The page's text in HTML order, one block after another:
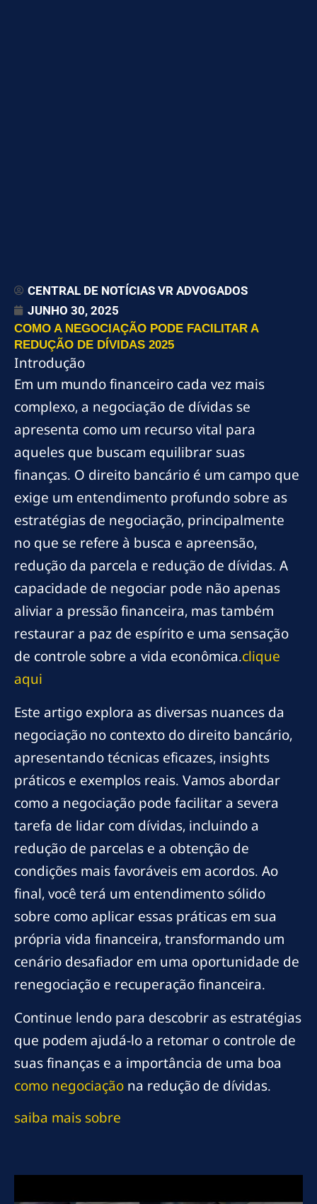
CENTRAL DE NOTÍCIAS VR ADVOGADOS
JUNHO 30, 2025
COMO A NEGOCIAÇÃO PODE FACILITAR A
REDUÇÃO DE DÍVIDAS 2025
Introdução
Em um mundo financeiro cada vez mais
complexo, a negociação de dívidas se
apresenta como um recurso vital para
aqueles que buscam equilibrar suas
finanças. O direito bancário é um campo que
exige um entendimento profundo sobre as
estratégias de negociação, principalmente
no que se refere à busca e apreensão,
redução da parcela e redução de dívidas. A
capacidade de negociar pode não apenas
aliviar a pressão financeira, mas também
restaurar a paz de espírito e uma sensação
de controle sobre a vida econômica.clique
aqui
Este artigo explora as diversas nuances da
negociação no contexto do direito bancário,
apresentando técnicas eficazes, insights
práticos e exemplos reais. Vamos abordar
como a negociação pode facilitar a severa
tarefa de lidar com dívidas, incluindo a
redução de parcelas e a obtenção de
condições mais favoráveis em acordos. Ao
final, você terá um entendimento sólido
sobre como aplicar essas práticas em sua
própria vida financeira, transformando um
cenário desafiador em uma oportunidade de
renegociação e recuperação financeira.
Continue lendo para descobrir as estratégias
que podem ajudá-lo a retomar o controle de
suas finanças e a importância de uma boa
como negociação na redução de dívidas.
saiba mais sobre